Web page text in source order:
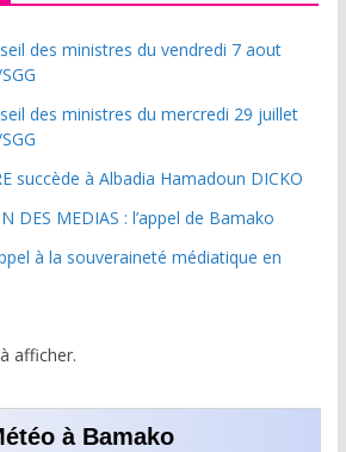
des ministres du vendredi 7 aout
des ministres du mercredi 29 juillet
succède à Albadia Hamadoun DICKO
DES MEDIAS : l’appel de Bamako
à la souveraineté médiatique en
afficher.
à Bamako